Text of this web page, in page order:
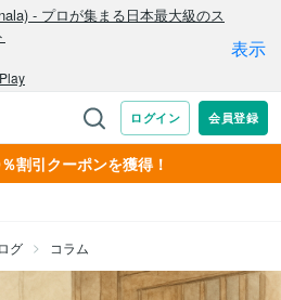
割引クーポンを獲得！
グ コラム